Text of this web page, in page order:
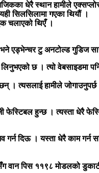
धेरै स्थान हामीले
सिलसिलामा गएका थियौं ।
चलाएको थिएँ ।
एड्भेन्चर टु अनटोल्ड गुडिज
छ । त्यो वेबसाइडमा
। त्यसलाई हामीले
फेस्टिबल हुन्छ । त्यस्ता धेरै
गर्न दिऊ । यस्ता धेरै काम
वान पिस ११९८ मोडलको